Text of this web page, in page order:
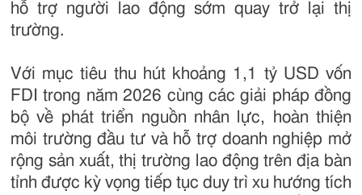
hỗ trợ người lao động sớm quay trở lại thị
trường.
Với mục tiêu thu hút khoảng 1,1 tỷ USD vốn
FDI trong năm 2026 cùng các giải pháp đồng
bộ về phát triển nguồn nhân lực, hoàn thiện
môi trường đầu tư và hỗ trợ doanh nghiệp mở
rộng sản xuất, thị trường lao động trên địa bàn
tỉnh được kỳ vọng tiếp tục duy trì xu hướng tích